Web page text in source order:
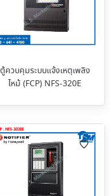
ตู้ควบคุมระบบแจ้งเหตุเพลิง
ไหม้ (FCP) NFS-320E